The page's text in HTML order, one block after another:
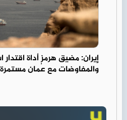
إيران: مضيق هرمز أداة
والمفاوضات مع عُمان مستمرة